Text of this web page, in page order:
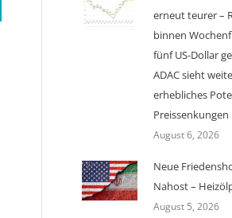
erneut teurer –
binnen
fünf US-Dollar
ADAC sieht
erhebliches
Preissenkungen
August 6, 2026
Neue
Nahost –
August 5, 2026